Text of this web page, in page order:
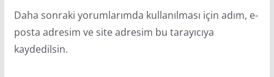
Daha sonraki yorumlarımda kullanılması için adım, e-
posta adresim ve site adresim bu tarayıcıya
kaydedilsin.